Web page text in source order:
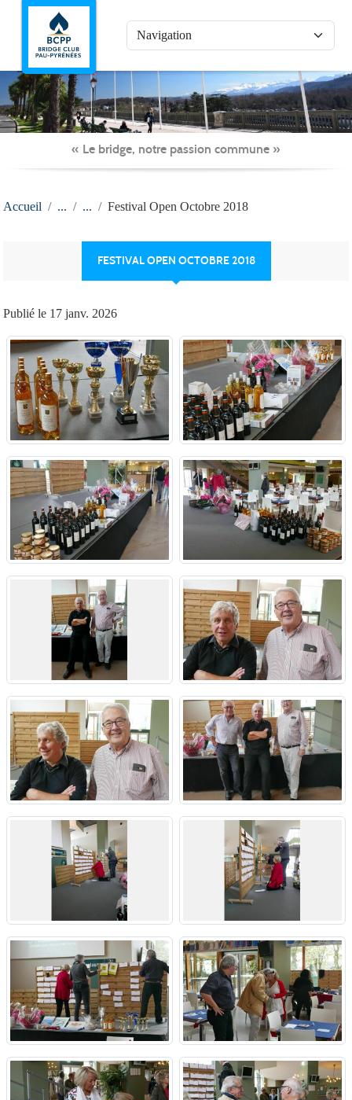
« Le bridge, notre passion commune »
Accueil Festival Open Octobre 2018
FESTIVAL OPEN OCTOBRE 2018
Publié le 17 janv. 2026
Panneau de gestion des cookies